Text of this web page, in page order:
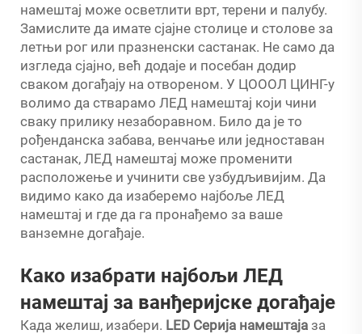
намештај може осветлити врт, терени и палубу.
Замислите да имате сјајне столице и столове за
летњи рог или празненски састанак. Не само да
изгледа сјајно, већ додаје и посебан додир
сваком догађају на отвореном. У ЦОООЛ ЦИНГ-у
волимо да стварамо ЛЕД намештај који чини
сваку прилику незаборавном. Било да је то
рођенданска забава, венчање или једноставан
састанак, ЛЕД намештај може променити
расположење и учинити све узбудљивијим. Да
видимо како да изаберемо најбоље ЛЕД
намештај и где да га пронађемо за ваше
ванземне догађаје.
Како изабрати најбољи ЛЕД
намештај за ванђеријске догађаје
Када желиш, изабери. LED Серија намештаја за